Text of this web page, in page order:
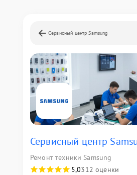
Сервисный центр Samsung
Сервисный центр
Ремонт техники Samsung
5,0312 оценки